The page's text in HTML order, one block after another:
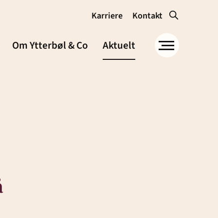
Karriere Kontakt
Om Ytterbøl & Co Aktuelt